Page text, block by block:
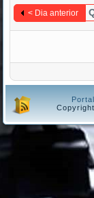
< Dia anterior